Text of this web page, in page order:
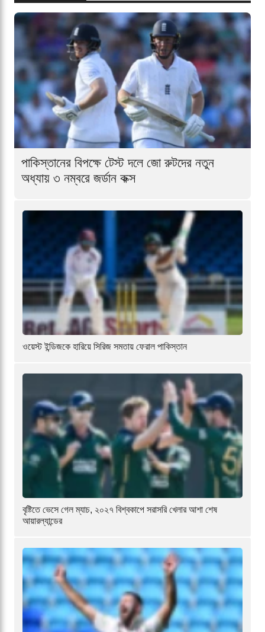
পাকিস্তানের বিপক্ষে টেস্ট দলে জো রুটদের নতুন
অধ্যায় ৩ নম্বরে জর্ডান কক্স
ওয়েস্ট ইন্ডিজকে হারিয়ে সিরিজ সমতায় ফেরাল পাকিস্তান
বৃষ্টিতে ভেসে গেল ম্যাচ, ২০২৭ বিশ্বকাপে সরাসরি খেলার আশা শেষ
আয়ারল্যান্ডের